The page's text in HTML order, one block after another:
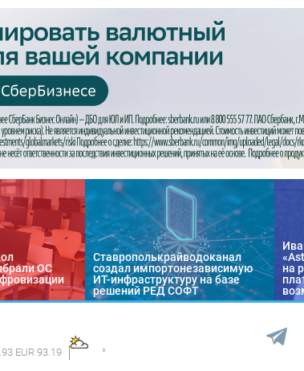
ОС
Ставрополькрайводоканал
создал импортонезависимую
ИТ-инфраструктуру на базе
решений РЕД СОФТ
на
EUR 93.19 °